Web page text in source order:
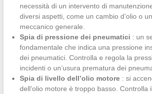
necessità di un intervento di
diversi aspetti, come un cambio d’olio o
meccanico generale.
Spia di pressione dei pneumatici : un
fondamentale che indica una pressione
dei pneumatici. Controlla e regola la
incidenti o un’usura prematura dei
Spia di livello dell’olio motore: si
dell’olio motore è troppo basso. Controlla